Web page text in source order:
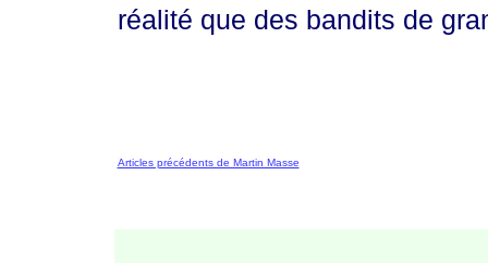
réalité que des bandits de
Articles précédents de Martin Masse